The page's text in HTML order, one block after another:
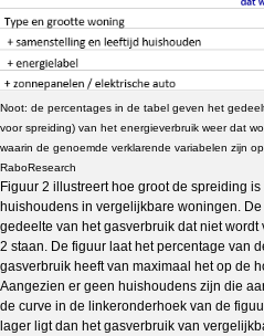
Noot: de percentages in de tabel geven het
voor spreiding) van het energieverbruik weer dat
waarin de genoemde verklarende variabelen zijn
RaboResearch
Figuur 2 illustreert hoe groot de spreiding
huishoudens in vergelijkbare woningen.
gedeelte van het gasverbruik dat niet
2 staan. De figuur laat het percentage van
gasverbruik heeft van maximaal het op de
Aangezien er geen huishoudens zijn die
de curve in de linkeronderhoek van de
lager ligt dan het gasverbruik van